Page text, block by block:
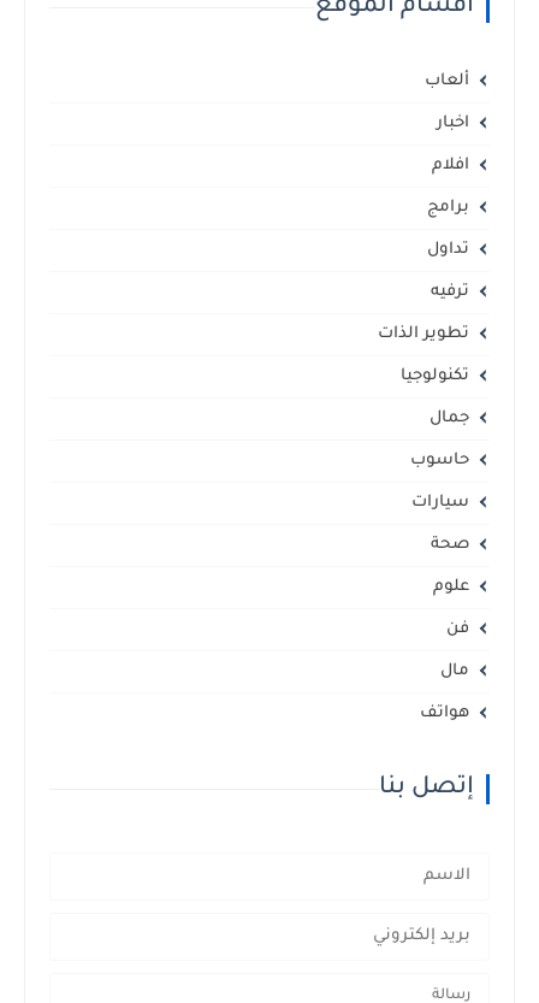
أقسام الموقع
ألعاب
اخبار
افلام
برامج
تداول
ترفيه
تطوير الذات
تكنولوجيا
جمال
حاسوب
سيارات
صحة
علوم
فن
مال
هواتف
إتصل بنا